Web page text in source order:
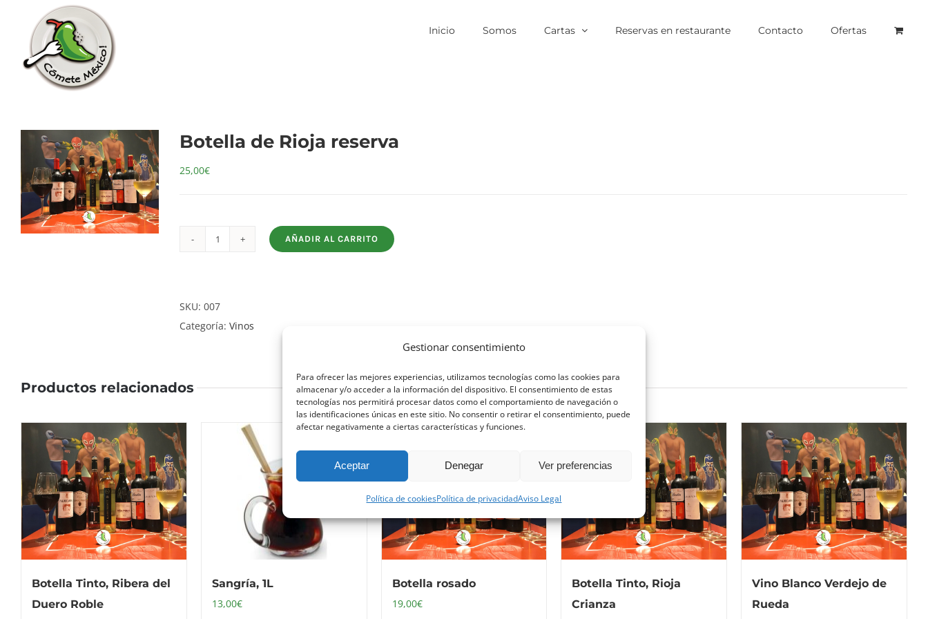
Gestionar consentimiento
Para ofrecer las mejores experiencias, utilizamos tecnologías como las cookies para
almacenar y/o acceder a la información del dispositivo. El consentimiento de estas
tecnologías nos permitirá procesar datos como el comportamiento de navegación o
las identificaciones únicas en este sitio. No consentir o retirar el consentimiento, puede
afectar negativamente a ciertas características y funciones.
Aceptar Denegar Ver preferencias
Política de cookiesPolítica de privacidadAviso Legal
contenido
Inicio Somos Cartas Reservas en restaurante Contacto Ofertas
Botella de Rioja reserva
25,00€
reserva
cantidad
AÑADIR AL CARRITO
SKU: 007
Categoría: Vinos
Productos relacionados
Botella Tinto, Ribera del
Duero Roble
Sangría, 1L
13,00€
Botella rosado
19,00€
Botella Tinto, Rioja
Crianza
Vino Blanco Verdejo de
Rueda